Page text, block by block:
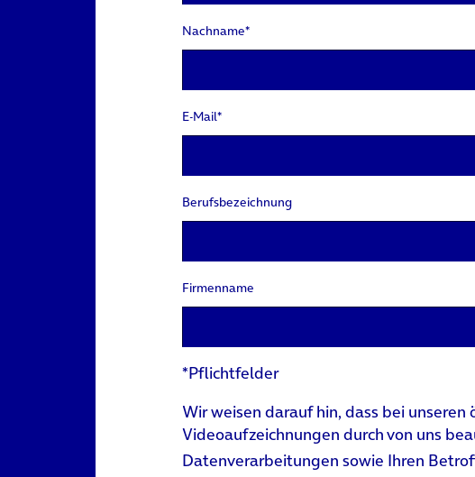
Nachname*
E-Mail*
Berufsbezeichnung
Firmenname
*Pflichtfelder
Wir weisen darauf hin, dass bei
Videoaufzeichnungen durch von uns
Datenverarbeitungen sowie Ihren